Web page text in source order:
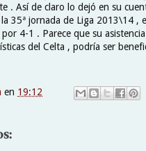
. Así de claro lo dejó en su
35ª jornada de Liga 2013\14 ,
4-1 . Parece que su
del Celta , podría ser
en 19:12